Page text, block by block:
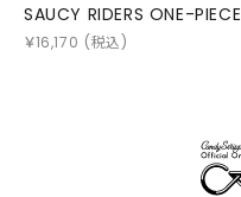
SAUCY RIDERS ONE-PIECE
￥16,170 (税込)